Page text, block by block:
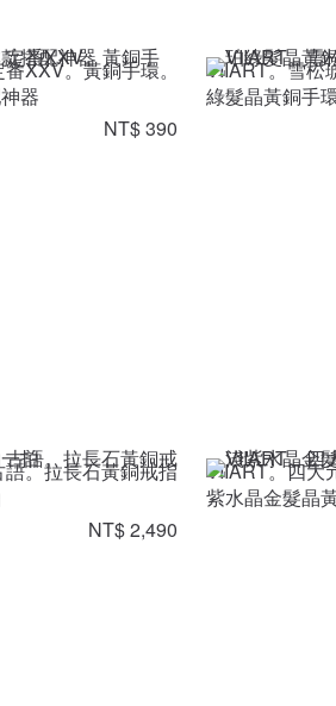
XXV。黃銅手環。
器
NT$ 390
VIIART。雪松
綠髮晶黃銅手
。拉長石黃銅戒指
NT$ 2,490
VIIART。四大
紫水晶金髮晶